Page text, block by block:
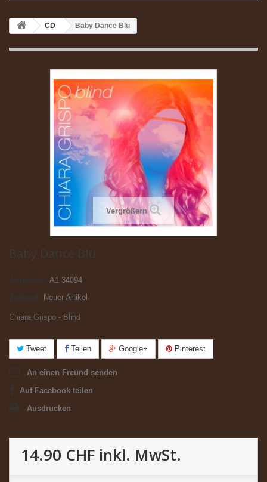
CD Baby Dance Blu
Vergrößern
Baby Dance Blu
Artikel-Nr.:
A1 34094
Zustand:
Neuer Artikel
Chiara Grispo - Blind
Tweet Teilen Google+ Pinterest
An einen Freund senden
Auf Facebook teilen
Ausdrucken
14.90 CHF inkl. MwSt.